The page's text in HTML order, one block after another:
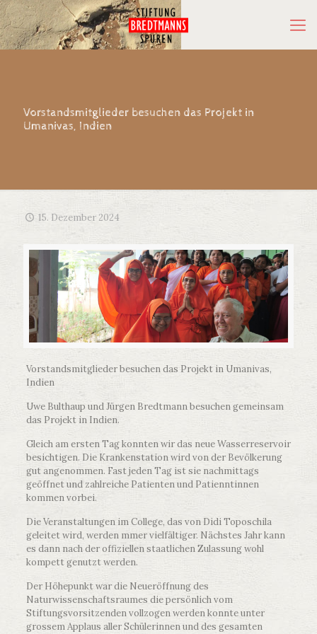
Vorstandsmitglieder besuchen das Projekt in
Umanivas, Indien
15. Dezember 2024
Vorstandsmitglieder besuchen das Projekt in Umanivas,
Indien
Uwe Bulthaup und Jürgen Bredtmann besuchen gemeinsam
das Projekt in Indien.
Gleich am ersten Tag konnten wir das neue Wasserreservoir
besichtigen. Die Krankenstation wird von der Bevölkerung
gut angenommen. Fast jeden Tag ist sie nachmittags
geöffnet und zahlreiche Patienten und Patienntinnen
kommen vorbei.
Die Veranstaltungen im College, das von Didi Toposchila
geleitet wird, werden mmer vielfältiger. Nächstes Jahr kann
es dann nach der offiziellen staatlichen Zulassung wohl
kompett genutzt werden.
Der Höhepunkt war die Neueröffnung des
Naturwissenschaftsraumes die persönlich vom
Stiftungsvorsitzenden vollzogen werden konnte unter
grossem Applaus aller Schülerinnen und des gesamten